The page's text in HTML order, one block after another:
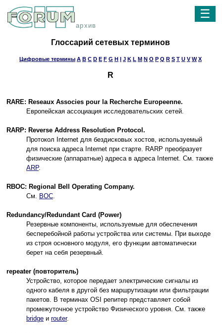
архив
☰
Глоссарий сетевых терминов
Цифровые термины A B C D E F G H I J K L M N O P Q R S T U V W X
R
RARE: Reseaux Associes pour la Recherche Europeenne.
Европейская ассоциация исследовательских сетей.
RARP: Reverse Address Resolution Protocol.
Протокол Internet для бездисковых хостов, используемый
для поиска адреса Internet при старте. RARP преобразует
физические (аппаратные) адреса в адреса Internet. См. также
ARP.
RBOC: Regional Bell Operating Company.
См. BOC.
Redundancy/Redundant Card (Power)
Резервные компоненты, используемые для обеспечения
бесперебойной работы устройства или системы. При выходе
из строя основного модуля, его функции автоматически
берет на себя резервный.
repeater (повторитель)
Устройство, которое передает электрические сигналы из
одного кабеля в другой без маршрутизации или фильтрации
пакетов. В терминах OSI репитер представляет собой
промежуточное устройство Физического уровня. См. также
bridge и router.